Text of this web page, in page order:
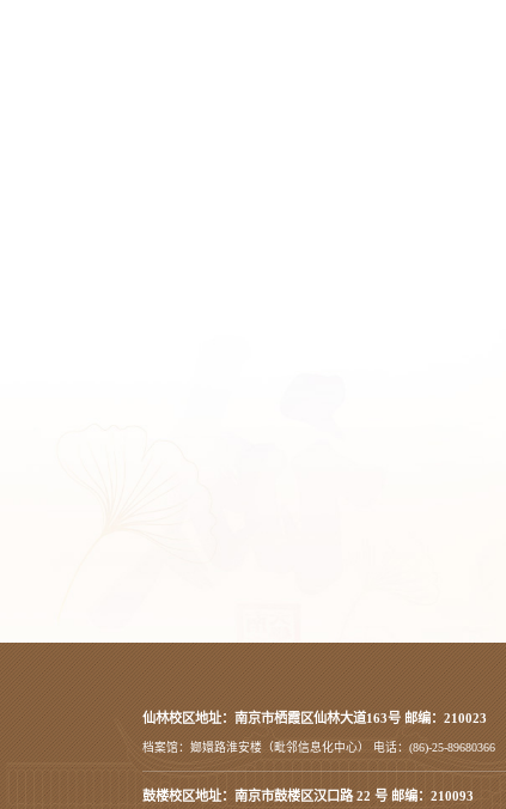
仙林校区地址：南京市栖霞区仙林大道163号 邮编：210023
档案馆：嫏嬛路淮安楼（毗邻信息化中心） 电话：(86)-25-89680366
鼓楼校区地址：南京市鼓楼区汉口路 22 号 邮编：210093